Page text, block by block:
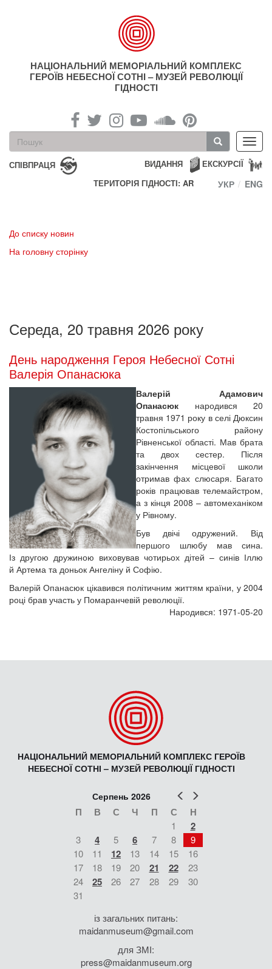
НАЦІОНАЛЬНИЙ МЕМОРІАЛЬНИЙ КОМПЛЕКС
ГЕРОЇВ НЕБЕСНОЇ СОТНІ – МУЗЕЙ РЕВОЛЮЦІЇ
ГІДНОСТІ
Пошукова
форма
Пошук
СПІВПРАЦЯ ЕКСКУРСІЇ
ВИДАННЯ
ТЕРИТОРІЯ ГІДНОСТІ: AR
УКР ENG
До списку новин
На головну сторінку
Середа, 20 травня 2026 року
День народження Героя Небесної Сотні
Валерія Опанасюка
Валерій Адамович
Опанасюк народився 20
травня 1971 року в селі Дюксин
Костопільського району
Рівненської області. Мав брата
та двох сестер. Після
закінчення місцевої школи
отримав фах слюсаря. Багато
років працював телемайстром,
а з кінця 2008 – автомеханіком
у Рівному.
Був двічі одружений. Від
першого шлюбу мав сина.
Із другою дружиною виховував чотирьох дітей – синів Іллю
й Артема та доньок Ангеліну й Софію.
Валерій Опанасюк цікавився політичним життям країни, у 2004
році брав участь у Помаранчевій революції.
Народився: 1971-05-20
НАЦІОНАЛЬНИЙ МЕМОРІАЛЬНИЙ КОМПЛЕКС ГЕРОЇВ
НЕБЕСНОЇ СОТНІ – МУЗЕЙ РЕВОЛЮЦІЇ ГІДНОСТІ
Попер
Серпень 2026
П В С Ч П С Н
1 2
3 4 5 6 7 8
9
10
11 12 13 14 15
16
17
18 19 20 21 22
23
24
25 26 27 28 29
30
31
із загальних питань:
maidanmuseum@gmail.com
для ЗМІ:
press@maidanmuseum.org